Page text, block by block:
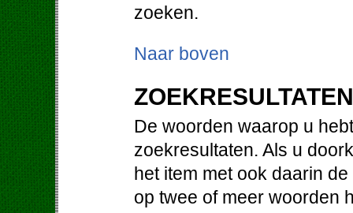
zoeken.
Naar boven
ZOEKRESULTATEN
De woorden waarop u
zoekresultaten. Als u
het item met ook daarin
op twee of meer woorden